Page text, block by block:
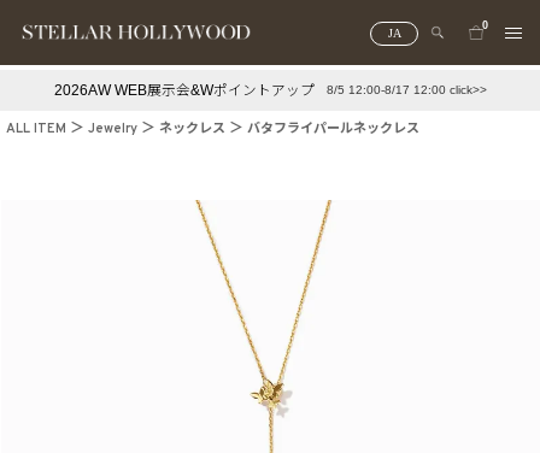
JA
0
2026AW WEB展示会&Wポイントアップ 8/5 12:00-8/17 12:00 click>>
ALL ITEM Jewelry ネックレス バタフライパールネックレス